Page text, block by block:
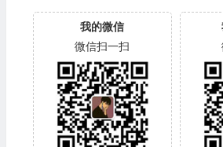
我的微信
微信扫一扫